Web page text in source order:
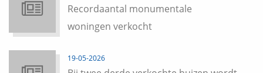
Recordaantal monumentale
woningen verkocht
19-05-2026